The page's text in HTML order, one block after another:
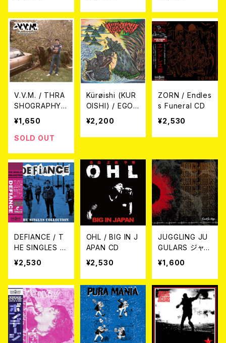
レスCD)
V.V.M. / THRA
SHOGRAPHY
(SO FAR) CD
¥1,650
SOLD OUT
Kürøishi (KUR
OISHI) / EGOC
IDE OF THE W
ARMAD (CD)
¥2,200
ZORN / Endles
s Funeral CD
¥2,530
DEFIANCE / T
HE SINGLES C
OLLECTION (C
¥2,530
OHL / BIG IN J
APAN CD
¥2,530
JUGGLING JU
GULARS ジャグ
リング・ジャグラ
ーズ / Thirst of
Hope 希望への
渇望 (CD)
¥1,600